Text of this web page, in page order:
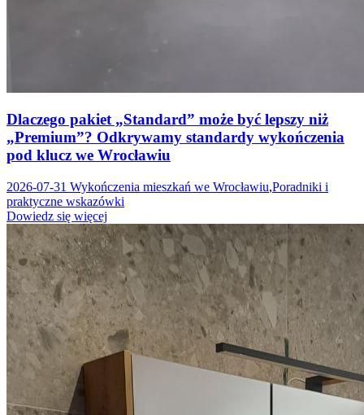
Dlaczego pakiet „Standard” może być lepszy niż
„Premium”? Odkrywamy standardy wykończenia
pod klucz we Wrocławiu
2026-07-31 Wykończenia mieszkań we Wrocławiu,Poradniki i
praktyczne wskazówki
Dowiedz się więcej